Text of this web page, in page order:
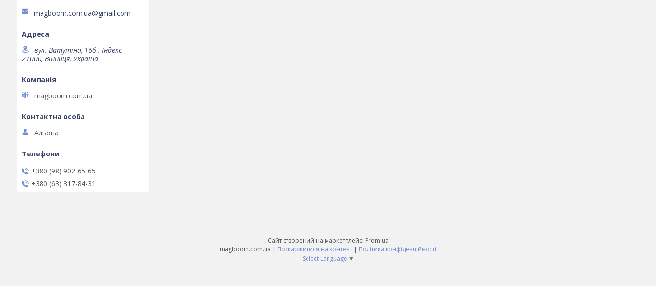
magboom.com.ua@gmail.com
вул. Ватутіна, 16б . Індекс
21000, Вінниця, Україна
magboom.com.ua
Альона
+380 (98) 902-65-65
+380 (63) 317-84-31
Сайт створений на маркетплейсі Prom.ua
magboom.com.ua | Поскаржитися на контент | Політика конфіденційності
Select Language ▼